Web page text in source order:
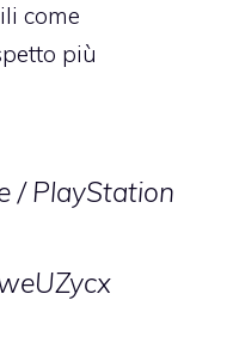
come
più
/ PlayStation